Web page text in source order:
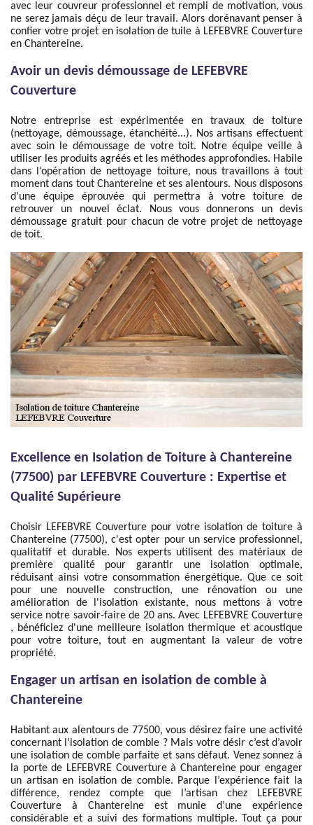
avec leur couvreur professionnel et rempli de motivation, vous
ne serez jamais déçu de leur travail. Alors dorénavant penser à
confier votre projet en isolation de tuile à LEFEBVRE Couverture
en Chantereine.
Avoir un devis démoussage de LEFEBVRE
Couverture
Notre entreprise est expérimentée en travaux de toiture
(nettoyage, démoussage, étanchéité...). Nos artisans effectuent
avec soin le démoussage de votre toit. Notre équipe veille à
utiliser les produits agréés et les méthodes approfondies. Habile
dans l’opération de nettoyage toiture, nous travaillons à tout
moment dans tout Chantereine et ses alentours. Nous disposons
d’une équipe éprouvée qui permettra à votre toiture de
retrouver un nouvel éclat. Nous vous donnerons un devis
démoussage gratuit pour chacun de votre projet de nettoyage
de toit.
Excellence en Isolation de Toiture à Chantereine
(77500) par LEFEBVRE Couverture : Expertise et
Qualité Supérieure
Choisir LEFEBVRE Couverture pour votre isolation de toiture à
Chantereine (77500), c'est opter pour un service professionnel,
qualitatif et durable. Nos experts utilisent des matériaux de
première qualité pour garantir une isolation optimale,
réduisant ainsi votre consommation énergétique. Que ce soit
pour une nouvelle construction, une rénovation ou une
amélioration de l'isolation existante, nous mettons à votre
service notre savoir-faire de 20 ans. Avec LEFEBVRE Couverture
, bénéficiez d'une meilleure isolation thermique et acoustique
pour votre toiture, tout en augmentant la valeur de votre
propriété.
Engager un artisan en isolation de comble à
Chantereine
Habitant aux alentours de 77500, vous désirez faire une activité
concernant l’isolation de comble ? Mais votre désir c’est d’avoir
une isolation de comble parfaite et sans défaut. Venez sonnez à
la porte de LEFEBVRE Couverture à Chantereine pour engager
un artisan en isolation de comble. Parque l’expérience fait la
différence, rendez compte que l’artisan chez LEFEBVRE
Couverture à Chantereine est munie d’une expérience
considérable et a suivi des formations multiple. Tout ça pour